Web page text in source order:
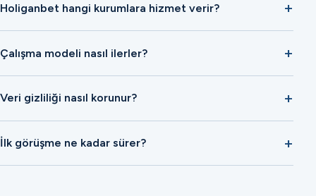
Holiganbet hangi kurumlara hizmet verir?
Çalışma modeli nasıl ilerler?
Veri gizliliği nasıl korunur?
İlk görüşme ne kadar sürer?